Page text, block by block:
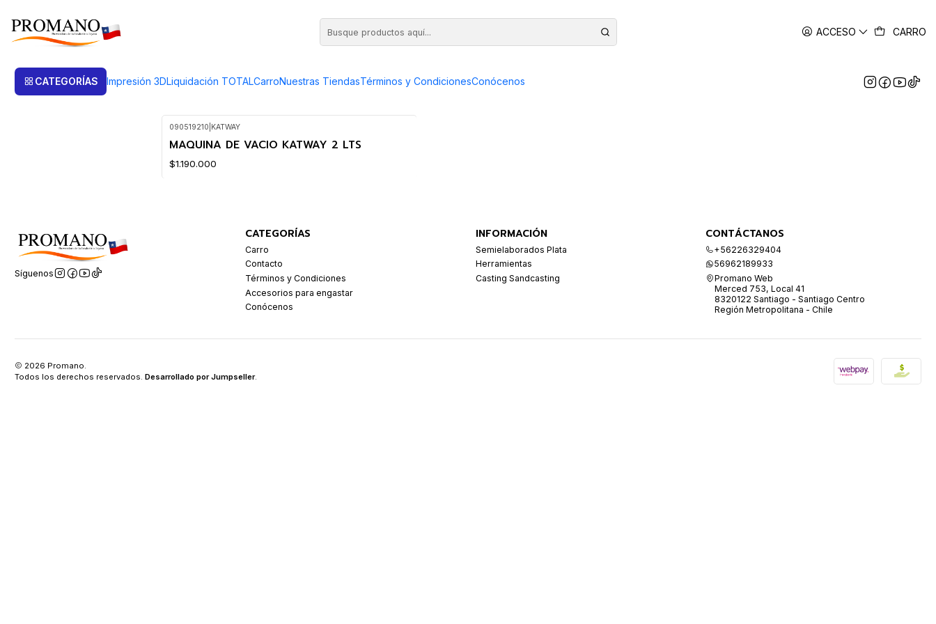
ACCESO CARRO
CATEGORÍAS Impresión 3DLiquidación TOTALCarroNuestras TiendasTérminos y CondicionesConócenos
090519210 KATWAY
MAQUINA DE VACIO KATWAY 2 LTS
$1.190.000
Síguenos
CATEGORÍAS
Carro
Contacto
Términos y Condiciones
Accesorios para engastar
Conócenos
INFORMACIÓN
Semielaborados Plata
Herramientas
Casting Sandcasting
CONTÁCTANOS
+56226329404
56962189933
Promano Web
Merced 753, Local 41
8320122 Santiago - Santiago Centro
Región Metropolitana - Chile
2026 Promano.
Todos los derechos reservados. Desarrollado por Jumpseller.